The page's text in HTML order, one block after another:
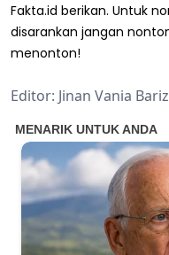
Fakta.id berikan. Untuk
disarankan jangan
menonton!
Editor: Jinan Vania